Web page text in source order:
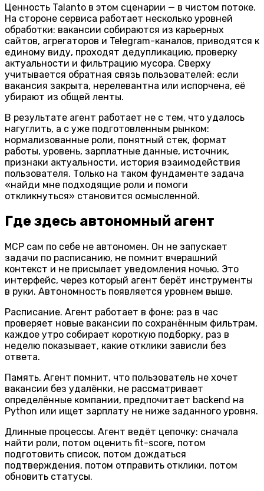
Ценность Talanto в этом сценарии — в чистом потоке.
На стороне сервиса работает несколько уровней
обработки: вакансии собираются из карьерных
сайтов, агрегаторов и Telegram-каналов, приводятся к
единому виду, проходят дедупликацию, проверку
актуальности и фильтрацию мусора. Сверху
учитывается обратная связь пользователей: если
вакансия закрыта, нерелевантна или испорчена, её
убирают из общей ленты.
В результате агент работает не с тем, что удалось
нагуглить, а с уже подготовленным рынком:
нормализованные роли, понятный стек, формат
работы, уровень, зарплатные данные, источник,
признаки актуальности, история взаимодействия
пользователя. Только на таком фундаменте задача
«найди мне подходящие роли и помоги
откликнуться» становится осмысленной.
Где здесь автономный агент
MCP сам по себе не автономен. Он не запускает
задачи по расписанию, не помнит вчерашний
контекст и не присылает уведомления ночью. Это
интерфейс, через который агент берёт инструменты
в руки. Автономность появляется уровнем выше.
Расписание. Агент работает в фоне: раз в час
проверяет новые вакансии по сохранённым фильтрам,
каждое утро собирает короткую подборку, раз в
неделю показывает, какие отклики зависли без
ответа.
Память. Агент помнит, что пользователь не хочет
вакансии без удалёнки, не рассматривает
определённые компании, предпочитает backend на
Python или ищет зарплату не ниже заданного уровня.
Длинные процессы. Агент ведёт цепочку: сначала
найти роли, потом оценить fit-score, потом
подготовить список, потом дождаться
подтверждения, потом отправить отклики, потом
обновить статусы.